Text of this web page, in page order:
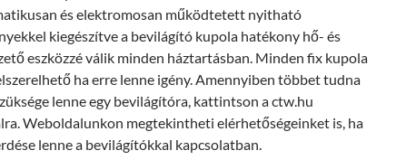
és elektromosan működtetett nyitható
kiegészítve a bevilágító kupola hatékony hő- és
eszközzé válik minden háztartásban. Minden fix kupola
ha erre lenne igény. Amennyiben többet tudna
lenne egy bevilágítóra, kattintson a ctw.hu
Weboldalunkon megtekintheti elérhetőségeinket is, ha
lenne a bevilágítókkal kapcsolatban.